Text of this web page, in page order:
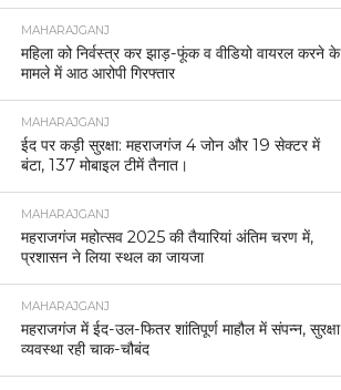
MAHARAJGANJ
महिला को निर्वस्त्र कर झाड़-फूंक व वीडियो वायरल करने के
मामले में आठ आरोपी गिरफ्तार
MAHARAJGANJ
ईद पर कड़ी सुरक्षा: महराजगंज 4 जोन और 19 सेक्टर में
बंटा, 137 मोबाइल टीमें तैनात।
MAHARAJGANJ
महराजगंज महोत्सव 2025 की तैयारियां अंतिम चरण में,
प्रशासन ने लिया स्थल का जायजा
MAHARAJGANJ
महराजगंज में ईद-उल-फितर शांतिपूर्ण माहौल में संपन्न, सुरक्षा
व्यवस्था रही चाक-चौबंद